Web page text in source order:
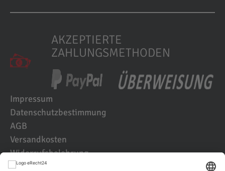
AKZEPTIERTE
ZAHLUNGSMETHODEN
Impressum
Datenschutzbestimmung
AGB
Versandkosten
Widerrufsbelehrung
Kundenbewertungen